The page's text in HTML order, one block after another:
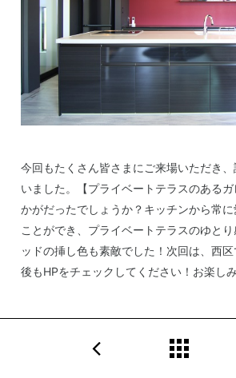
今回もたくさん皆さまにご来場いただき
いました。【プライベートテラスのある
かがだったでしょうか？キッチンから常
ことができ、プライベートテラスのゆと
ッドの挿し色も素敵でした！次回は、西
後もHPをチェックしてください！お楽しみ